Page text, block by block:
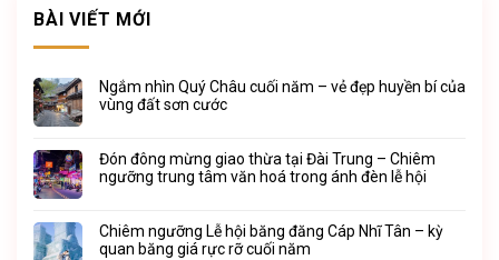
BÀI VIẾT MỚI
Ngắm nhìn Quý Châu cuối năm – vẻ đẹp huyền bí của
vùng đất sơn cước
Đón đông mừng giao thừa tại Đài Trung – Chiêm
ngưỡng trung tâm văn hoá trong ánh đèn lễ hội
Chiêm ngưỡng Lễ hội băng đăng Cáp Nhĩ Tân – kỳ
quan băng giá rực rỡ cuối năm